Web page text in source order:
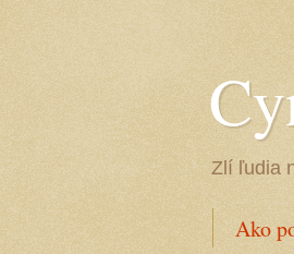
Zlí ľudia
Ako